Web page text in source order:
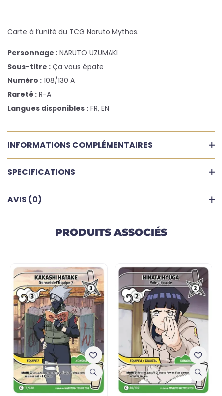
Carte à l’unité du TCG Naruto Mythos.
Personnage : NARUTO UZUMAKI
Sous-titre : Ça vous épate
Numéro : 108/130 A
Rareté : R-A
Langues disponibles : FR, EN
INFORMATIONS COMPLÉMENTAIRES
SPECIFICATIONS
AVIS (0)
PRODUITS ASSOCIÉS